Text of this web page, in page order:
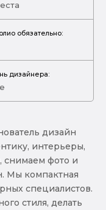
обязательно:
дизайнера:
дизайн
интерьеры,
снимаем фото и
Мы компактная
специалистов.
стиля, делать